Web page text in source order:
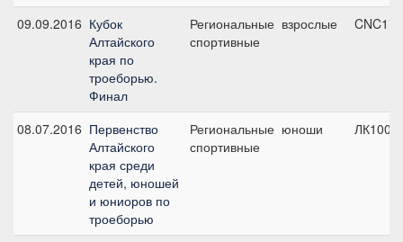
09.09.2016 Кубок
Алтайского
края по
троеборью.
Финал
Региональные
спортивные
взрослые CNC1*
08.07.2016 Первенство
Алтайского
края среди
детей, юношей
и юниоров по
троеборью
Региональные
спортивные
юноши ЛК100